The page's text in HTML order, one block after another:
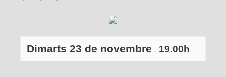
Dimarts 23 de novembre , 19.00h